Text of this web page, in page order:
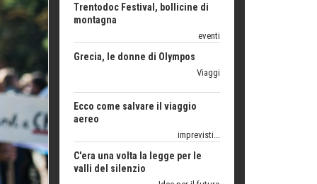
Grecia, le donne di Olympos
Ecco come salvare il viaggio
imprevisti...
C'era una volta la legge per le
valli del silenzio
Idee per il futuro
Torre dell'Orso, mare di Puglia